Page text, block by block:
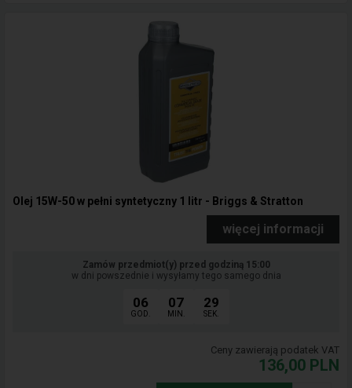
Olej 15W-50 w pełni syntetyczny 1 litr - Briggs & Stratton
więcej informacji
Zamów przedmiot(y) przed godziną 15:00
w dni powszednie i wysyłamy tego samego dnia
06
GOD.
07
MIN.
29
SEK.
Ceny zawierają podatek VAT
136,00 PLN